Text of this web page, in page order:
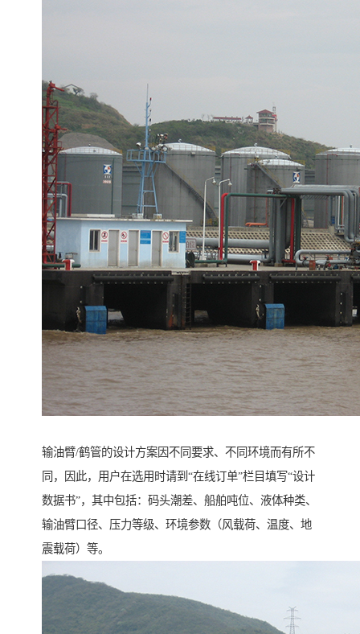
输油臂/鹤管的设计方案因不同要求、不同环境而有所不
同，因此，用户在选用时请到“在线订单”栏目填写“设计
数据书”，其中包括：码头潮差、船舶吨位、液体种类、
输油臂口径、压力等级、环境参数（风载荷、温度、地
震载荷）等。